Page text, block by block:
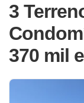
3
370 mil